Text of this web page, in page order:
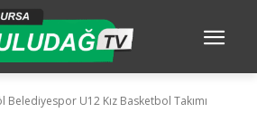
Belediyespor U12 Kız Basketbol Takımı